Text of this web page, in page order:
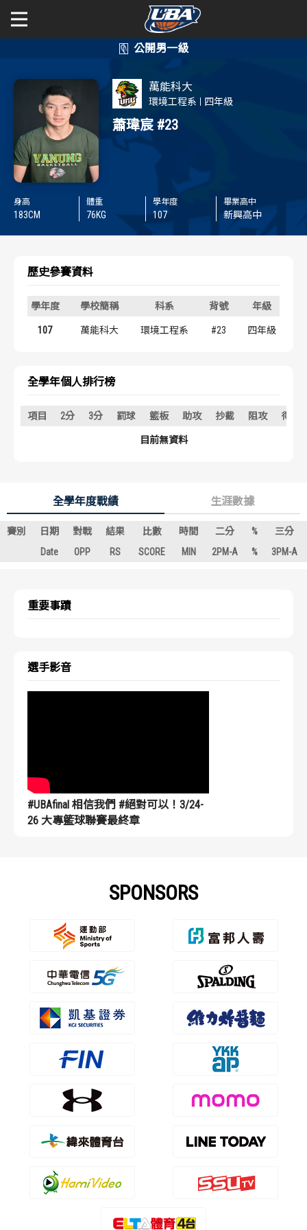
公開男一級 賽事資訊
賽程表
戰績排行
球隊資訊
公開女一級
賽事資訊
賽程表
戰績排行
球隊資訊
二級與一般組
新聞
萬能科大
環境工程系 四年級
蕭瑋宸 #23
身高
183CM
體重
76KG
學年度
107
畢業高中
新興高中
歷史參賽資料
學年度 學校簡稱 科系 背號 年級
107 萬能科大 環境工程系 #23 四年級
全學年個人排行榜
項目 2分 3分 罰球 籃板 助攻 抄截 阻攻 得分
目前無資料
全學年度戰績 生涯數據
賽別 日期 對戰 結果 比數 時間 二分 %
三分
Date
OPP RS SCORE MIN 2PM-A % 3PM-A
重要事蹟
選手影音
#UBAfinal 相信我們 #絕對可以！3/24-
26 大專籃球聯賽最終章
SPONSORS